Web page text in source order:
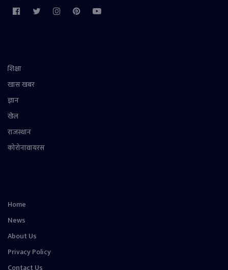
शिक्षा
खास खबर
ज्ञान
खेल
राजस्थान
कोरोनावायरस
Home
News
About Us
Privacy Policy